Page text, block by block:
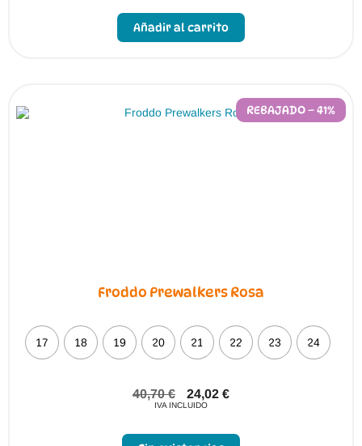
Añadir al carrito
se
pueden
elegir
REBAJADO – 41%
Froddo Prewalkers Rosa
17 18 19 20 21 22 23 24
40,70€ 24,02 €
IVA INCLUIDO